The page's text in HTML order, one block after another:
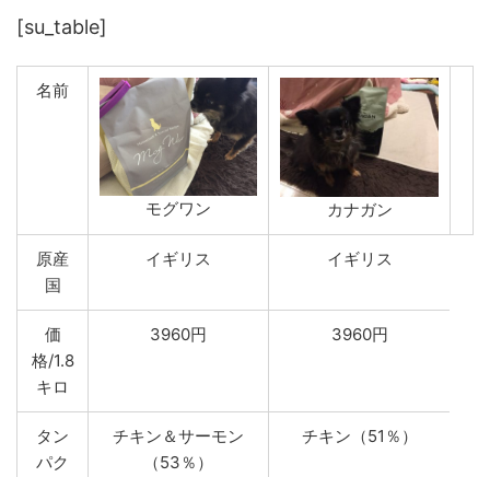
[su_table]
名前
モグワン カナガン
原産
国
イギリス イギリス
価
格/1.8
キロ
3960円 3960円
タン
パク
チキン＆サーモン
（53％）
チキン（51％）